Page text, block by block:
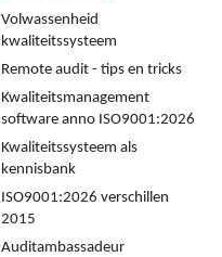
Volwassenheid
kwaliteitssysteem
Remote audit - tips en tricks
Kwaliteitsmanagement
software anno ISO9001:2026
Kwaliteitssysteem als
kennisbank
ISO9001:2026 verschillen
2015
Auditambassadeur